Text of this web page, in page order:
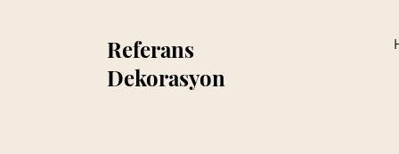
Referans
Dekorasyon